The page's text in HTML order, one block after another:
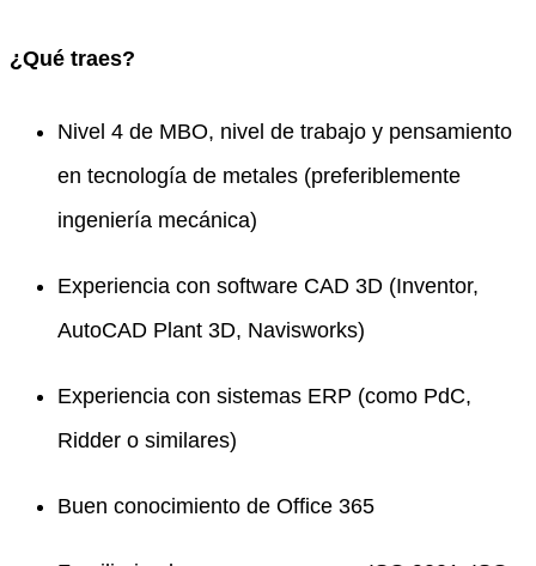
¿Qué traes?
Nivel 4 de MBO, nivel de trabajo y pensamiento
en tecnología de metales (preferiblemente
ingeniería mecánica)
Experiencia con software CAD 3D (Inventor,
AutoCAD Plant 3D, Navisworks)
Experiencia con sistemas ERP (como PdC,
Ridder o similares)
Buen conocimiento de Office 365